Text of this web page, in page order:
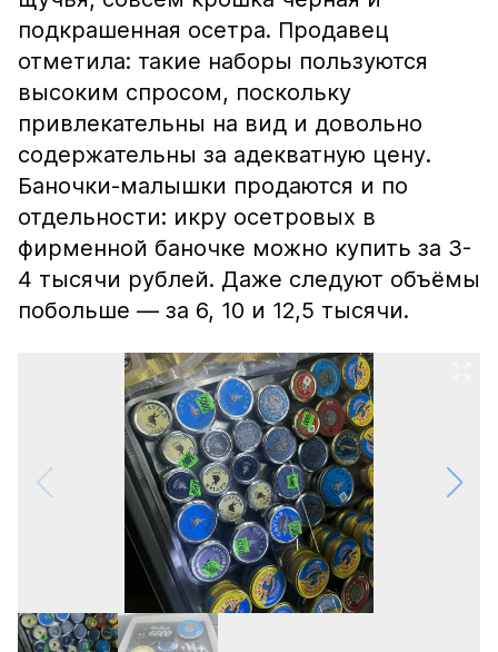
подкрашенная осетра. Продавец
отметила: такие наборы пользуются
высоким спросом, поскольку
привлекательны на вид и довольно
содержательны за адекватную цену.
Баночки-малышки продаются и по
отдельности: икру осетровых в
фирменной баночке можно купить за 3-
4 тысячи рублей. Даже следуют объёмы
побольше — за 6, 10 и 12,5 тысячи.